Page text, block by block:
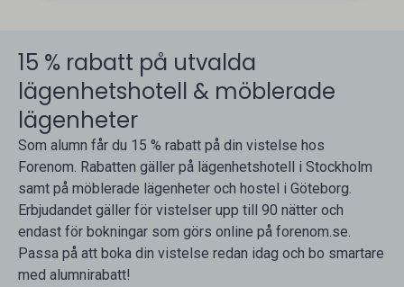
15 % rabatt på utvalda
lägenhetshotell & möblerade
lägenheter
Som alumn får du 15 % rabatt på din vistelse hos
Forenom. Rabatten gäller på lägenhetshotell i Stockholm
samt på möblerade lägenheter och hostel i Göteborg.
Erbjudandet gäller för vistelser upp till 90 nätter och
endast för bokningar som görs online på forenom.se.
Passa på att boka din vistelse redan idag och bo smartare
med alumnirabatt!